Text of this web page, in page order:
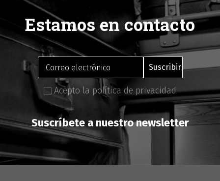
Estamos en contacto
Acepto la política de privacidad
Suscríbete a nuestro newsletter